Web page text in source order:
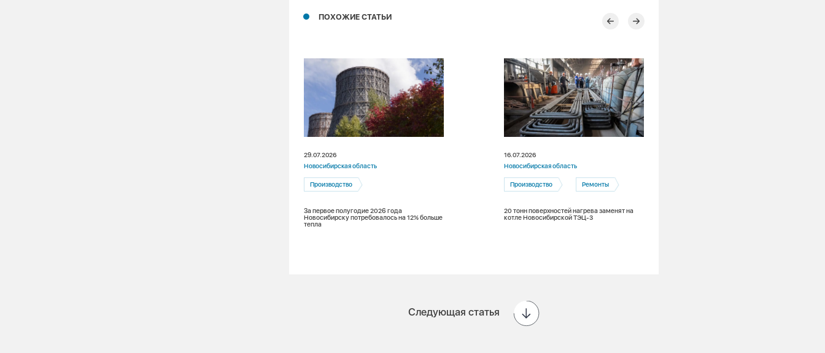
ПОХОЖИЕ СТАТЬИ
29.07.2026
Новосибирская область
Производство
За первое полугодие 2026 года
Новосибирску потребовалось на 12% больше
тепла
16.07.2026
Новосибирская область
Производство Ремонты
20 тонн поверхностей нагрева заменят на
котле Новосибирской ТЭЦ-3
Следующая статья